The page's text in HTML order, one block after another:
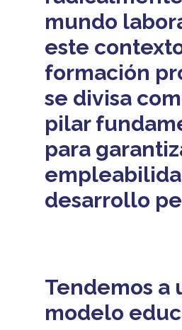
mundo
este
formación
se divisa
pilar
para
desarrollo
Tendemos a
modelo